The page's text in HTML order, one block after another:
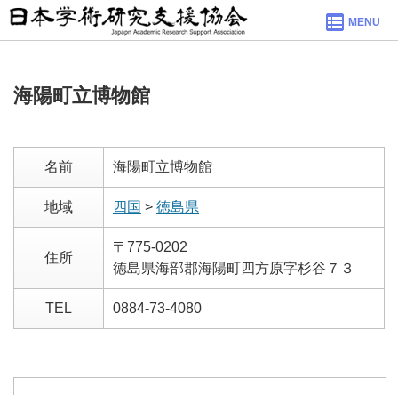
MENU
海陽町立博物館
名前 海陽町立博物館
地域 四国 > 徳島県
住所
〒775-0202
徳島県海部郡海陽町四方原字杉谷７３
TEL 0884-73-4080